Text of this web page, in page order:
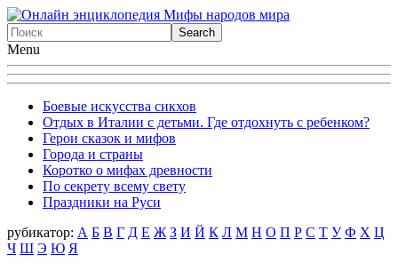
Menu
Боевые искусства сикхов
Отдых в Италии с детьми. Где отдохнуть с ребенком?
Герои сказок и мифов
Города и страны
Коротко о мифах древности
По секрету всему свету
Праздники на Руси
рубикатор: А Б В Г Д Е Ж З И Й К Л М Н О П Р С Т У Ф X Ц
Ч Ш Э Ю Я